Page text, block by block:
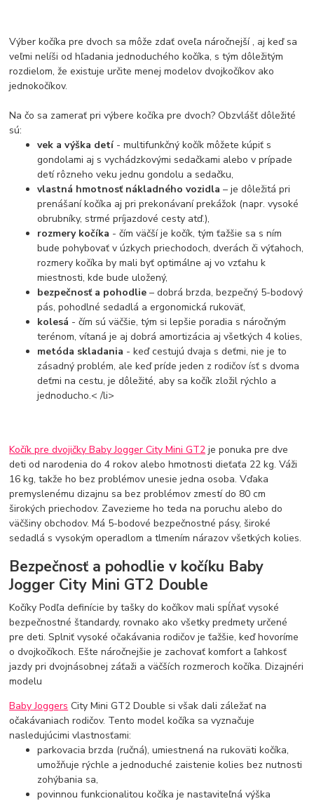
Výber kočíka pre dvoch sa môže zdať oveľa náročnejší , aj keď sa
veľmi nelíši od hľadania jednoduchého kočíka, s tým dôležitým
rozdielom, že existuje určite menej modelov dvojkočíkov ako
jednokočíkov.
Na čo sa zamerať pri výbere kočíka pre dvoch? Obzvlášť dôležité
sú:
vek a výška detí- multifunkčný kočík môžete kúpiť s
gondolami aj s vychádzkovými sedačkami alebo v prípade
detí rôzneho veku jednu gondolu a sedačku,
vlastná hmotnosť nákladného vozidla – je dôležitá pri
prenášaní kočíka aj pri prekonávaní prekážok (napr. vysoké
obrubníky, strmé príjazdové cesty atď.),
rozmery kočíka - čím väčší je kočík, tým ťažšie sa s ním
bude pohybovať v úzkych priechodoch, dverách či výťahoch,
rozmery kočíka by mali byť optimálne aj vo vzťahu k
miestnosti, kde bude uložený,
bezpečnosť a pohodlie – dobrá brzda, bezpečný 5-bodový
pás, pohodlné sedadlá a ergonomická rukoväť,
kolesá - čím sú väčšie, tým si lepšie poradia s náročným
terénom, vítaná je aj dobrá amortizácia aj všetkých 4 kolies,
metóda skladania - keď cestujú dvaja s deťmi, nie je to
zásadný problém, ale keď príde jeden z rodičov ísť s dvoma
deťmi na cestu, je dôležité, aby sa kočík zložil rýchlo a
jednoducho.< /li>
Kočík pre dvojičky Baby Jogger City Mini GT2 je ponuka pre dve
deti od narodenia do 4 rokov alebo hmotnosti dieťaťa 22 kg. Váži
16 kg, takže ho bez problémov unesie jedna osoba. Vďaka
premyslenému dizajnu sa bez problémov zmestí do 80 cm
širokých priechodov. Zavezieme ho teda na poruchu alebo do
väčšiny obchodov. Má 5-bodové bezpečnostné pásy, široké
sedadlá s vysokým operadlom a tlmením nárazov všetkých kolies.
Bezpečnosť a pohodlie v kočíku Baby
Jogger City Mini GT2 Double
Kočíky Podľa definície by tašky do kočíkov mali spĺňať vysoké
bezpečnostné štandardy, rovnako ako všetky predmety určené
pre deti. Splniť vysoké očakávania rodičov je ťažšie, keď hovoríme
o dvojkočíkoch. Ešte náročnejšie je zachovať komfort a ľahkosť
jazdy pri dvojnásobnej záťaži a väčších rozmeroch kočíka. Dizajnéri
modelu
Baby Joggers City Mini GT2 Double si však dali záležať na
očakávaniach rodičov. Tento model kočíka sa vyznačuje
nasledujúcimi vlastnosťami:
parkovacia brzda (ručná), umiestnená na rukoväti kočíka,
umožňuje rýchle a jednoduché zaistenie kolies bez nutnosti
zohýbania sa,
povinnou funkcionalitou kočíka je nastaviteľná výška